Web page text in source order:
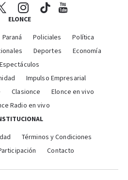
ELONCE
Paraná Policiales
Política
Deportes
Economía
Espectáculos
Impulso Empresarial
Clasionce
Elonce en vivo
Radio en vivo
Términos y Condiciones
Contacto